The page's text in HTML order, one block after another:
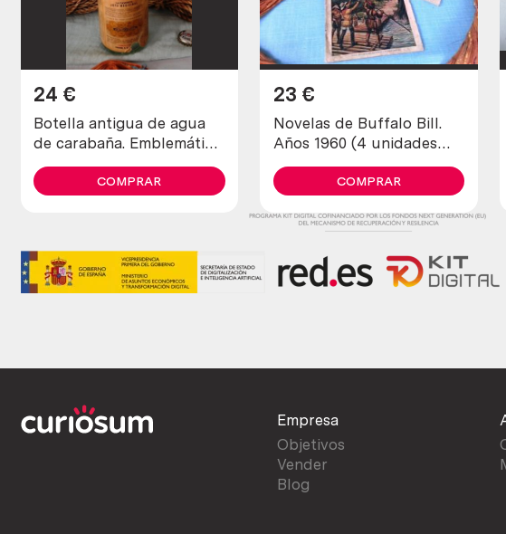
Botella antigua de agua
de carabaña. Emblemática.
Vacía
24 €
COMPRAR
Novelas de Buffalo Bill.
Años 1960 (4 unidades
diferentes)
23 €
COMPRAR
Empresa
Objetivos
Vender
Blog